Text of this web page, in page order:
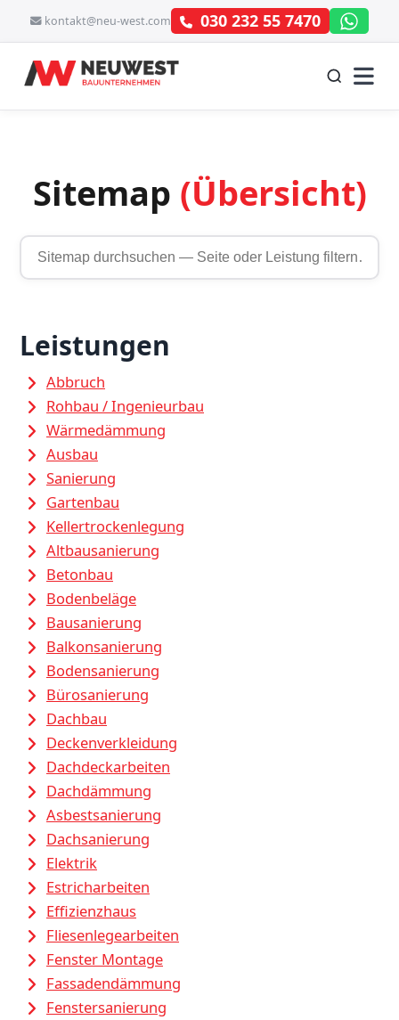
kontakt@neu-west.com 030 232 55 7470
Sitemap (Übersicht)
Leistungen
Abbruch
Rohbau / Ingenieurbau
Wärmedämmung
Ausbau
Sanierung
Gartenbau
Kellertrockenlegung
Altbausanierung
Betonbau
Bodenbeläge
Bausanierung
Balkonsanierung
Bodensanierung
Bürosanierung
Dachbau
Deckenverkleidung
Dachdeckarbeiten
Dachdämmung
Asbestsanierung
Dachsanierung
Elektrik
Estricharbeiten
Effizienzhaus
Fliesenlegearbeiten
Fenster Montage
Fassadendämmung
Fenstersanierung